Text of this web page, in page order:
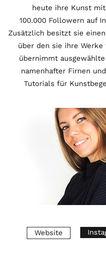
heute ihre Kunst
100.000 Followern auf
Zusätzlich besitzt sie
über den sie ihre
übernimmt
namenhafter Firnen
Tutorials für
Website